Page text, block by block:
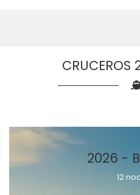
CRUCEROS
2026 -
12